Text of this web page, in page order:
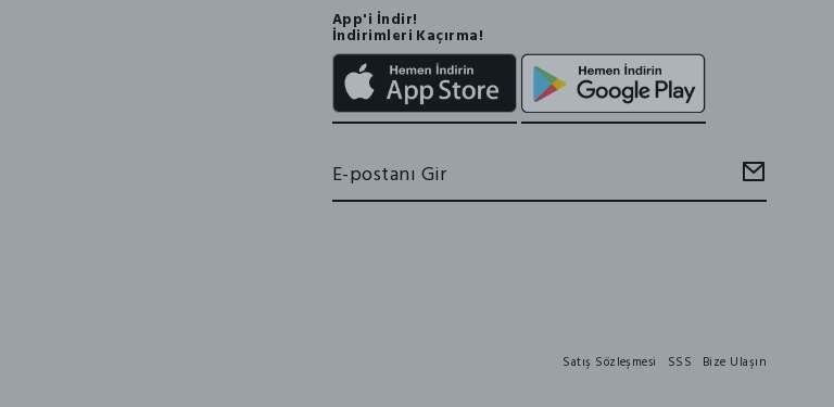
App'i İndir!
İndirimleri Kaçırma!
Satış Sözleşmesi SSS Bize Ulaşın